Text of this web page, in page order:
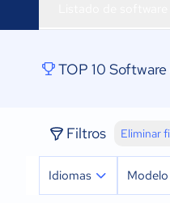
TOP 10
Filtros Eliminar
Idiomas